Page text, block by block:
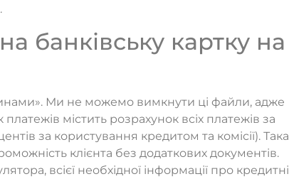
банківську картку на
Ми не можемо вимкнути ці файли, адже
містить розрахунок всіх платежів за
за користування кредитом та комісії). Така
клієнта без додаткових документів.
всієї необхідної інформації про кредитні